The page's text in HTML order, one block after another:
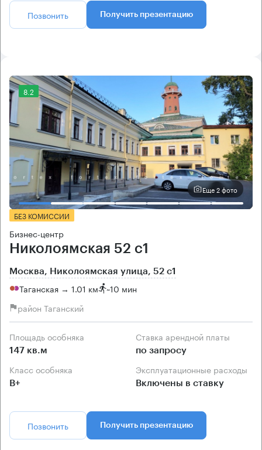
Позвонить Получить презентацию
8.2
Еще 2 фото
БЕЗ КОМИССИИ
Бизнес-центр
Николоямская 52 с1
Москва, Николоямская улица, 52 с1
Таганская → 1.01 км ~10 мин
район Таганский
Площадь особняка
147 кв.м
Ставка арендной платы
по запросу
Класс особняка
B+
Эксплуатационные расходы
Включены в ставку
Позвонить Получить презентацию